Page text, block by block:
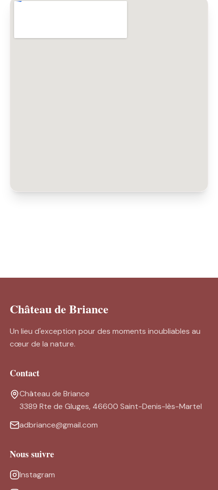
Château de Briance
Un lieu d'exception pour des moments inoubliables au
cœur de la nature.
Contact
Château de Briance
3389 Rte de Gluges, 46600 Saint-Denis-lès-Martel
adbriance@gmail.com
Nous suivre
Instagram